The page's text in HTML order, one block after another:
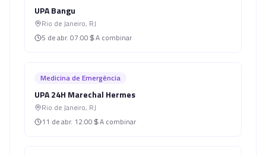
UPA Bangu
Rio de Janeiro, RJ
5 de abr. 07:00 A combinar
Medicina de Emergência
UPA 24H Marechal Hermes
Rio de Janeiro, RJ
11 de abr. 12:00 A combinar